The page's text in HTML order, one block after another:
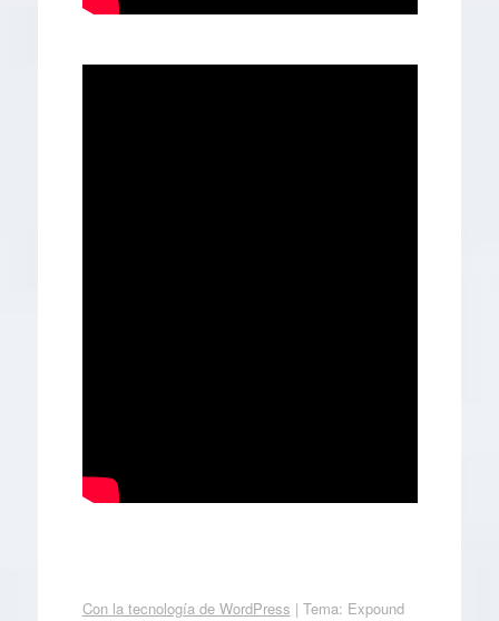
Con la tecnología de WordPress | Tema: Expound